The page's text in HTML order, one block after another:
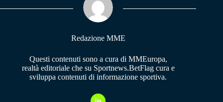
pp m
Redazione MME
Questi contenuti sono a cura di MMEuropa,
realtà editoriale che su Sportnews.BetFlag cura e
sviluppa contenuti di informazione sportiva.